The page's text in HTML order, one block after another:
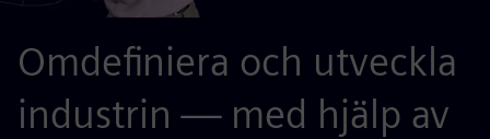
Omdefiniera och utveckla
industrin — med hjälp av